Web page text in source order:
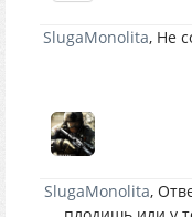
SlugaMonolita, Не
SlugaMonolita,